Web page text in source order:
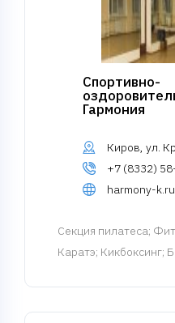
Спортивно-
Гармония
Киров, ул.
+7 (8332)
harmony-k.ru
Cекция пилатеса;
Каратэ; Кикбоксинг;